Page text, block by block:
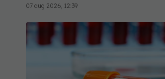
07 aug 2026, 12:39